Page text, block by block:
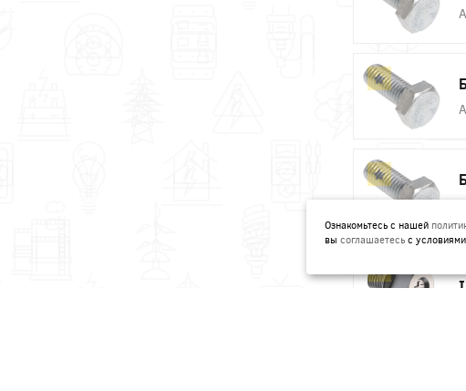
Ознакомьтесь с нашей
вы соглашаетесь с